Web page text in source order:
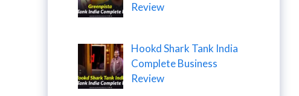
Review
Hookd Shark Tank India
Complete Business
Review